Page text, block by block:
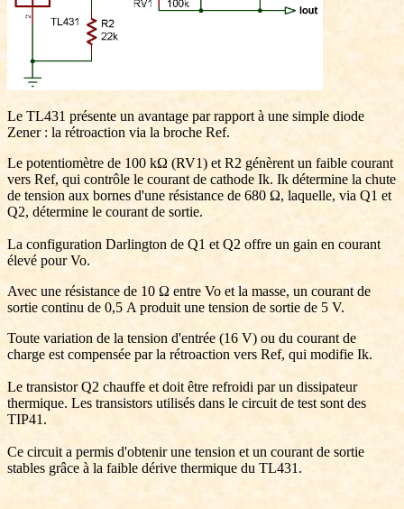
Le TL431 présente un avantage par rapport à une simple diode
Zener : la rétroaction via la broche Ref.
Le potentiomètre de 100 kΩ (RV1) et R2 génèrent un faible courant
vers Ref, qui contrôle le courant de cathode Ik. Ik détermine la chute
de tension aux bornes d'une résistance de 680 Ω, laquelle, via Q1 et
Q2, détermine le courant de sortie.
La configuration Darlington de Q1 et Q2 offre un gain en courant
élevé pour Vo.
Avec une résistance de 10 Ω entre Vo et la masse, un courant de
sortie continu de 0,5 A produit une tension de sortie de 5 V.
Toute variation de la tension d'entrée (16 V) ou du courant de
charge est compensée par la rétroaction vers Ref, qui modifie Ik.
Le transistor Q2 chauffe et doit être refroidi par un dissipateur
thermique. Les transistors utilisés dans le circuit de test sont des
TIP41.
Ce circuit a permis d'obtenir une tension et un courant de sortie
stables grâce à la faible dérive thermique du TL431.